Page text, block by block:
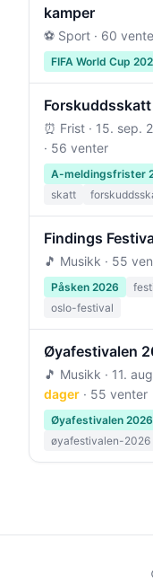
kamper
⚽ Sport · 60
FIFA World Cup
⏰ Frist · 15. sep.
· 56 venter
A-meldingsfrister
skatt
Findings
🎵 Musikk · 55
Påsken 2026
oslo-festival
Øyafestivalen
🎵 Musikk · 11.
dager · 55 venter
Øyafestivalen 2026
øyafestivalen-2026